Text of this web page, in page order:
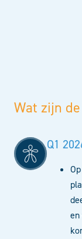
Wat zijn
Q1
Op